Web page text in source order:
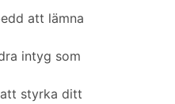
att lämna
intyg som
styrka ditt